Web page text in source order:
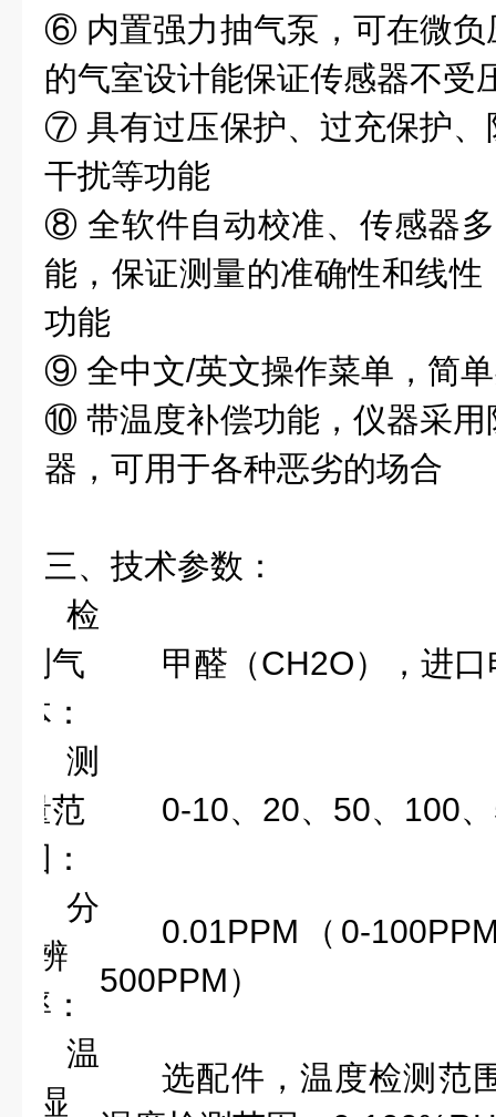
⑥ 内置强力抽气泵，可在微负
的气室设计能保证传感器不受
⑦ 具有过压保护、过充保护、
干扰等功能
⑧ 全软件自动校准、传感器
能，保证测量的准确性和线
功能
⑨ 全中文/英文操作菜单，简
⑩ 带温度补偿功能，仪器采用
器，可用于各种恶劣的场合
三、技术参数：
检
测气
体：
甲醛（CH2O），进
测
量范
围：
0-10、20、50、100
分
辨
率：
0.01PPM（0-
500PPM）
温
湿
选配件，温度检测范